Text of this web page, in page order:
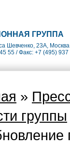
ГРУППА
Шевченко, 23А,
55 / Факс: +7 (495)
»
группы